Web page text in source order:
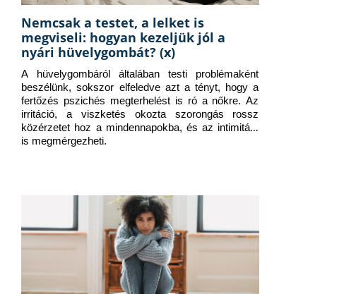
Nemcsak a testet, a lelket is
megviseli: hogyan kezeljük jól a
nyári hüvelygombát? (x)
A hüvelygombáról általában testi problémaként
beszélünk, sokszor elfeledve azt a tényt, hogy a
fertőzés pszichés megterhelést is ró a nőkre. Az
irritáció, a viszketés okozta szorongás rossz
közérzetet hoz a mindennapokba, és az intimitást
is megmérgezheti.